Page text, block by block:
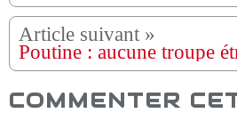
COMMENTER